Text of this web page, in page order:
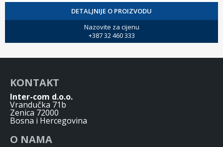
DETALJNIJE O PROIZVODU
Nazovite za cijenu
+387 32 460 333
KONTAKT
Inter-com d.o.o.
Vrandučka 71b
Zenica 72000
Bosna i Hercegovina
O NAMA